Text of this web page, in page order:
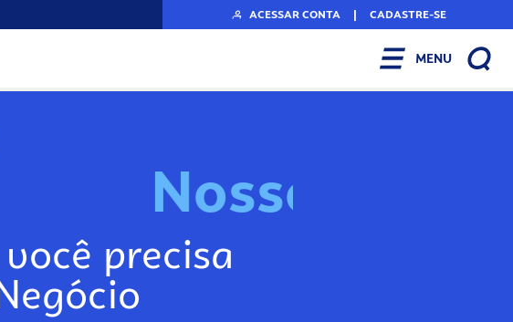
ACESSAR CONTA | CADASTRE-SE
MENU
Nosso
precisa